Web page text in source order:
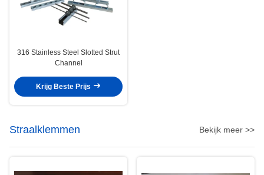
316 Stainless Steel Slotted Strut
Channel
Krijg Beste Prijs
Straalklemmen Bekijk meer >>